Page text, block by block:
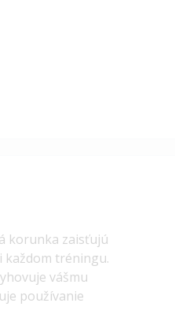
korunka zaisťujú
tréningu.
vášmu
používanie